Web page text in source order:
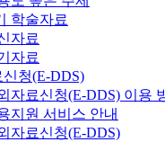
학술자료
자료
자료
청(E-DDS)
자료신청(E-DDS) 이용
지원 서비스 안내
자료신청(E-DDS)